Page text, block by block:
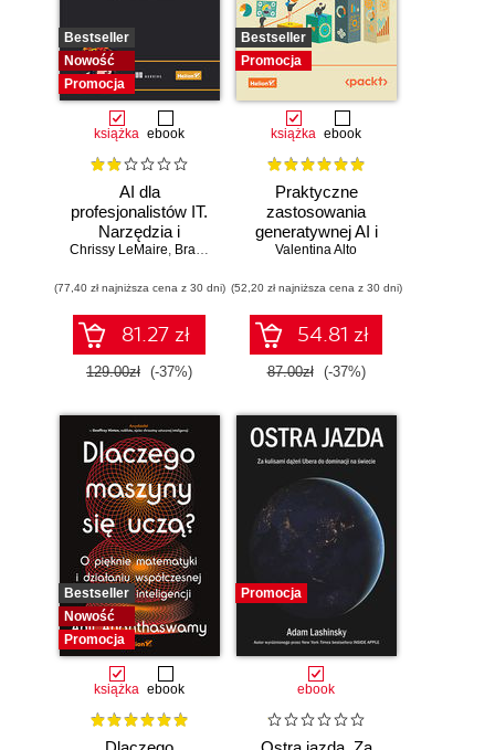
Bestseller
Nowość
Promocja
książka ebook
AI dla
profesjonalistów IT.
Narzędzia i
techniki
produktywność
Chrissy LeMaire, Brandon Abshire
(77,40 zł najniższa cena z 30 dni)
81.27 zł
129.00zł (-37%)
Bestseller
Promocja
książka ebook
Praktyczne
zastosowania
generatywnej AI i
ChatGPT.
potencjał inżynierii
promptów z
technologiami
OpenAI dla
zwiększenia
kreatywności.
Wydanie II
Valentina Alto
(52,20 zł najniższa cena z 30 dni)
54.81 zł
87.00zł (-37%)
Bestseller
Nowość
Promocja
książka ebook
Promocja
ebook